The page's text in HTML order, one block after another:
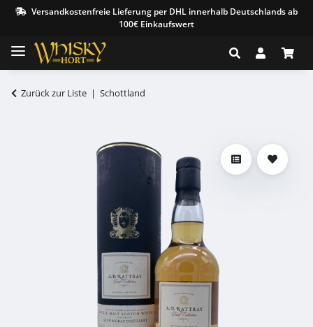
Versandkostenfreie Lieferung per DHL innerhalb Deutschlands ab
100€ Einkaufswert
Zurück zur Liste Schottland